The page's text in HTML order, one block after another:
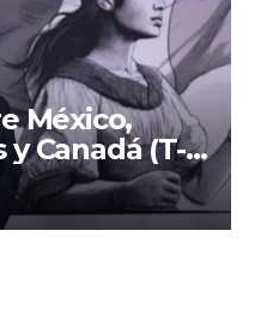
México,
Canadá (T-
hasta el
Claudia